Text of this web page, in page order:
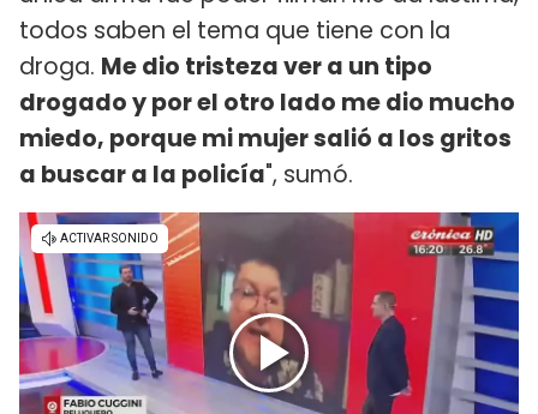
todos saben el tema que tiene con la
droga. Me dio tristeza ver a un tipo
drogado y por el otro lado me dio mucho
miedo, porque mi mujer salió a los gritos
a buscar a la policía", sumó.